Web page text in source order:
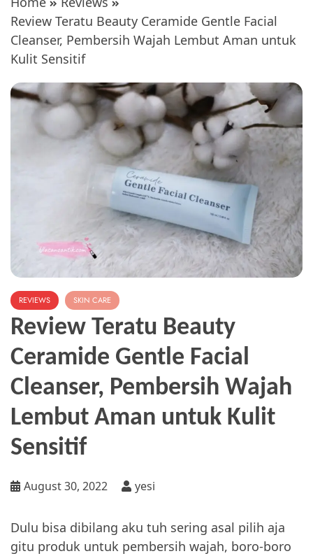
Review Teratu Beauty Ceramide Gentle Facial
Cleanser, Pembersih Wajah Lembut Aman untuk
Kulit Sensitif
REVIEWS SKIN CARE
Review Teratu Beauty
Ceramide Gentle Facial
Cleanser, Pembersih Wajah
Lembut Aman untuk Kulit
Sensitif
August 30, 2022 yesi
Dulu bisa dibilang aku tuh sering asal pilih aja
gitu produk untuk pembersih wajah, boro-boro